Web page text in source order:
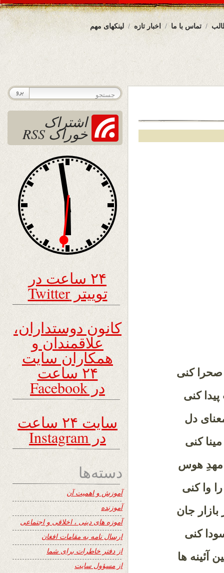
لینکهای مهم اخبار تازه تماس با ما
صحرا کنی
کنی
دل
کنی
مهدِ هوس
وا کنی
جان
کنی
آئینه ها
اشتراک
خوراک RSS
۲۴ ساعت در
توییتر Twitter
کانون دوستداران،
علاقمندان و
همکاران سایت
۲۴ ساعت
در Facebook
سایت ۲۴ ساعت
در Instagram
دسته‌ها
آموزش و اهمیت آن
آموزنده
آموزه های دینی ، اخلاقی و اجتماعی
ارسال نامه به مقامات افغان
از دفتر خاطرات برای شما
از مسؤول سایت